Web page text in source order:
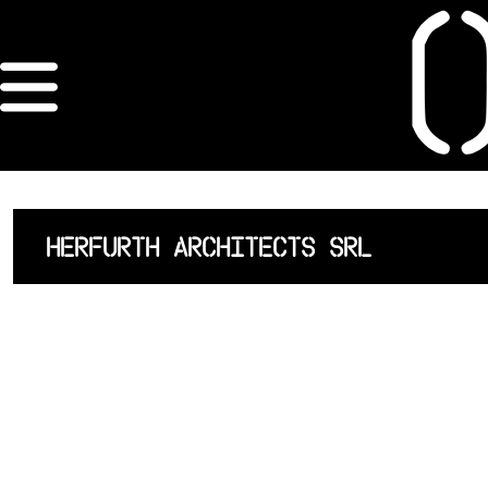
ORDRE DES
ARCHITECTES
ACCUEIL
LISTE DES
HERFURTH ARCHITECTS SRL